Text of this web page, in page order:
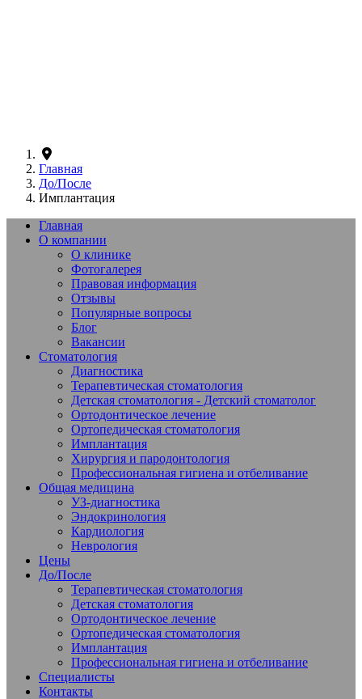
Главная
До/После
Имплантация
Главная
О компании
О клинике
Фотогалерея
Правовая информация
Отзывы
Популярные вопросы
Блог
Вакансии
Стоматология
Диагностика
Терапевтическая стоматология
Детская стоматология - Детский стоматолог
Ортодонтическое лечение
Ортопедическая стоматология
Имплантация
Хирургия и пародонтология
Профессиональная гигиена и отбеливание
Общая медицина
УЗ-диагностика
Эндокринология
Кардиология
Неврология
Цены
До/После
Терапевтическая стоматология
Детская стоматология
Ортодонтическое лечение
Ортопедическая стоматология
Имплантация
Профессиональная гигиена и отбеливание
Специалисты
Контакты